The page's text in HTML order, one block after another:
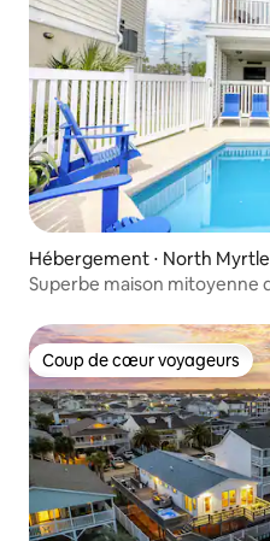
Hébergement ⋅ North
Superbe maison mitoyenne
Coup de cœur voyageurs
Coup de cœur voyageurs